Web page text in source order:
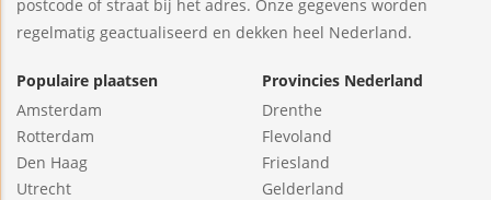
postcode of straat bij het adres. Onze gegevens worden
regelmatig geactualiseerd en dekken heel Nederland.
Populaire plaatsen
Amsterdam
Rotterdam
Den Haag
Utrecht
Provincies Nederland
Drenthe
Flevoland
Friesland
Gelderland